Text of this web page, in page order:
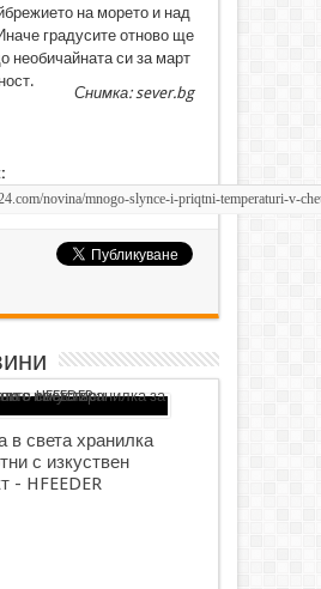
на морето и над
градусите отново ще
необичайната си за март
Снимка: sever.bg
в света хранилка
с изкуствен
- HFEEDER